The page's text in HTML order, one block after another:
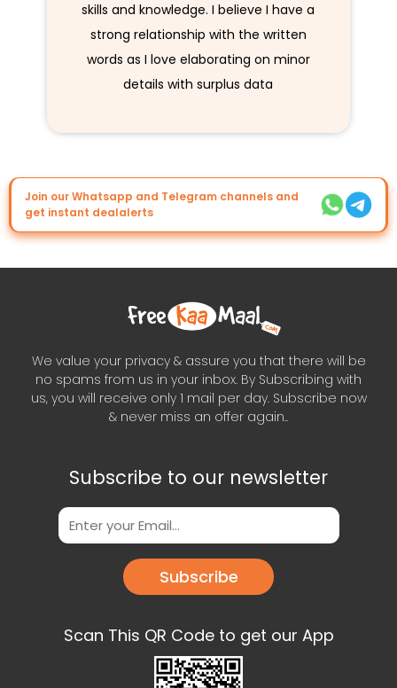
skills and knowledge. I believe I have a
strong relationship with the written
words as I love elaborating on minor
details with surplus data
Join our Whatsapp and Telegram channels and
get instant dealalerts
We value your privacy & assure you that there will be
no spams from us in your inbox. By Subscribing with
us, you will receive only 1 mail per day. Subscribe now
& never miss an offer again..
Subscribe to our newsletter
Subscribe
Scan This QR Code to get our App